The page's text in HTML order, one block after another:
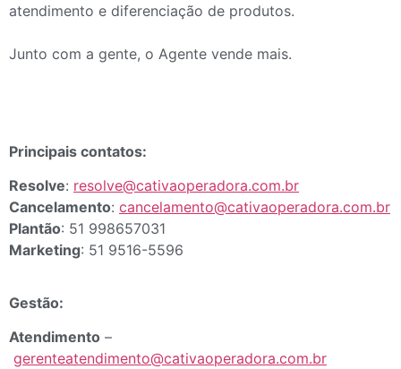
atendimento e diferenciação de produtos.
Junto com a gente, o Agente vende mais.
Principais contatos:
Resolve: resolve@cativaoperadora.com.br
Cancelamento: cancelamento@cativaoperadora.com.br
Plantão: 51 998657031
Marketing: 51 9516-5596
Gestão:
Atendimento –
gerenteatendimento@cativaoperadora.com.br